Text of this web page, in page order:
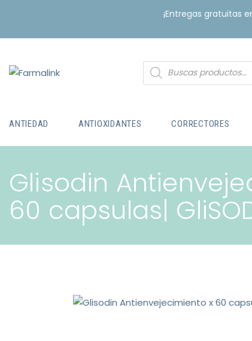
¡Entregas gratuitas
ANTIEDAD ANTIOXIDANTES CORRECTORES
Glisodin
60 capsulas|